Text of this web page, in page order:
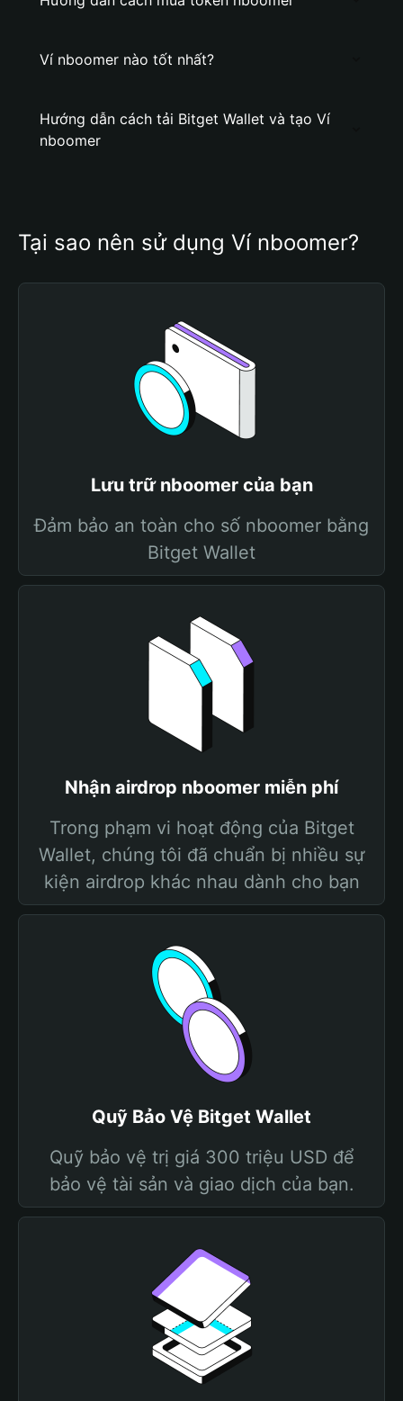
Ví nboomer nào tốt nhất?
Hướng dẫn cách tải Bitget Wallet và tạo Ví
nboomer
Tại sao nên sử dụng Ví nboomer?
Lưu trữ nboomer của bạn
Đảm bảo an toàn cho số nboomer bằng
Bitget Wallet
Nhận airdrop nboomer miễn phí
Trong phạm vi hoạt động của Bitget
Wallet, chúng tôi đã chuẩn bị nhiều sự
kiện airdrop khác nhau dành cho bạn
Quỹ Bảo Vệ Bitget Wallet
Quỹ bảo vệ trị giá 300 triệu USD để
bảo vệ tài sản và giao dịch của bạn.